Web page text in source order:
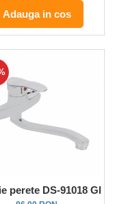
Adauga in cos
GF-0091 Micul
perete DS-91018 GF-